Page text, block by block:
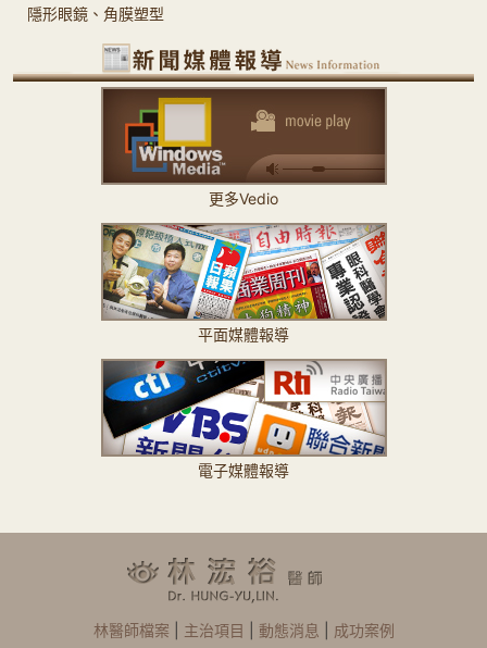
隱形眼鏡、角膜塑型
更多Vedio
平面媒體報導
電子媒體報導
林醫師檔案 主治項目 動態消息 成功案例